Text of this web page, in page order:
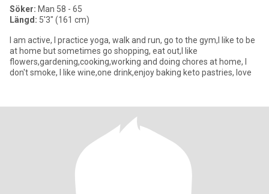
Söker: Man 58 - 65
Längd: 5'3" (161 cm)
I am active, I practice yoga, walk and run, go to the gym,I like to be
at home but sometimes go shopping, eat out,I like
flowers,gardening,cooking,working and doing chores at home, I
don't smoke, I like wine,one drink,enjoy baking keto pastries, love